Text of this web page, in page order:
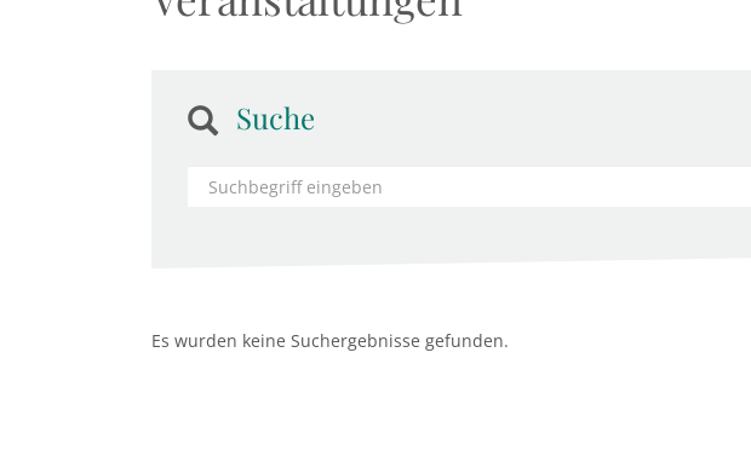
Suche
Es wurden keine Suchergebnisse gefunden.